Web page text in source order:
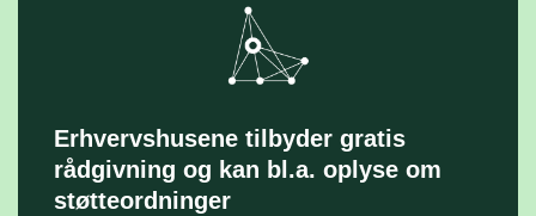
Erhvervshusene tilbyder gratis
rådgivning og kan bl.a. oplyse om
støtteordninger